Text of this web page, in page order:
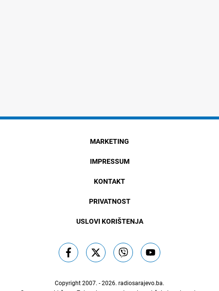
MARKETING
IMPRESSUM
KONTAKT
PRIVATNOST
USLOVI KORIŠTENJA
Copyright 2007. - 2026. radiosarajevo.ba.